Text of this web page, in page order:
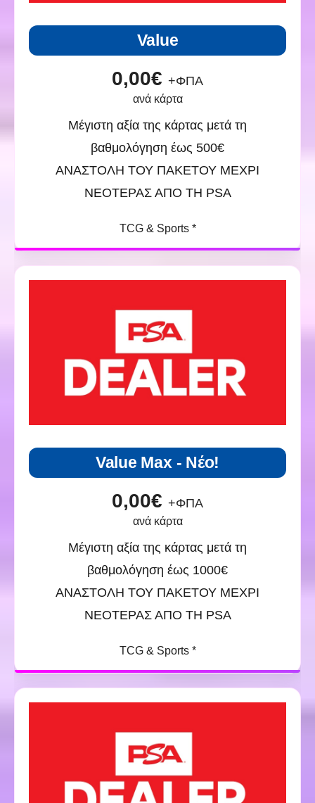
Value
0,00€ +ΦΠΑ
ανά κάρτα
Μέγιστη αξία της κάρτας μετά τη
βαθμολόγηση έως 500€
ΑΝΑΣΤΟΛΗ ΤΟΥ ΠΑΚΕΤΟΥ ΜΕΧΡΙ
ΝΕΟΤΕΡΑΣ ΑΠΟ ΤΗ PSA
TCG & Sports *
Value Max - Νέο!
0,00€ +ΦΠΑ
ανά κάρτα
Μέγιστη αξία της κάρτας μετά τη
βαθμολόγηση έως 1000€
ΑΝΑΣΤΟΛΗ ΤΟΥ ΠΑΚΕΤΟΥ ΜΕΧΡΙ
ΝΕΟΤΕΡΑΣ ΑΠΟ ΤΗ PSA
TCG & Sports *